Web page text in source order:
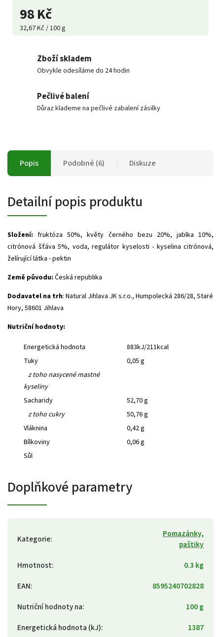
98 Kč
32,67 Kč / 100 g
Zboží skladem
Obvykle odesíláme do 24 hodin
Pečlivé balení
Důraz klademe na pečlivé zabalení zásilky
Popis Podobné (6) Diskuze
Detailní popis produktu
Složení:fruktóza 50%, květy černého bezu 20%, jablka 10%,
citrónová šťáva 5%, voda, regulátor kyselosti - kyselina citrónová,
želírující látka - pektin
Země původu: Česká republika
Dodavatel na trh: Natural Jihlava JK s.r.o., Humpolecká 286/28, Staré
Hory, 58601 Jihlava
Nutriční hodnoty:
Energetická hodnota
883kJ/211kcal
Tuky
0,05 g
z toho nasycené mastné
kyseliny
Sacharidy
52,70 g
z toho cukry
50,76 g
Vláknina
0,42 g
Bílkoviny
0,06 g
Sůl
Doplňkové parametry
Kategorie:
Pomazánky,
paštiky
Hmotnost:
0.3 kg
EAN:
8595240702828
Nutriční hodnoty na:
100 g
Energetická hodnota (kJ): 1387